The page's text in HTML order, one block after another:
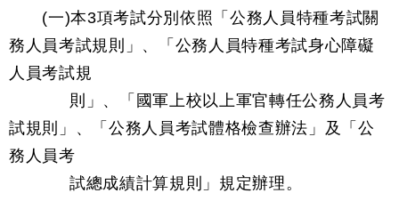
(一)本3項考試分別依照「公務人員特種考試關
務人員考試規則」、「公務人員特種考試身心障礙
人員考試規
則」、「國軍上校以上軍官轉任公務人員考
試規則」、「公務人員考試體格檢查辦法」及「公
務人員考
試總成績計算規則」規定辦理。